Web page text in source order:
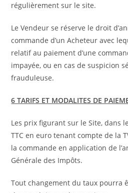
régulièrement sur le site.
Le Vendeur se réserve le droit
commande d’un Acheteur avec
relatif au paiement d’une
impayée, ou en cas de suspicion
frauduleuse.
6 TARIFS ET MODALITES DE
Les prix figurant sur le Site, dans
TTC en euro tenant compte de la
la commande en application de
Générale des Impôts.
Tout changement du taux pourra